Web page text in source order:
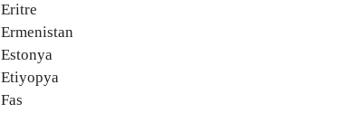
Eritre
Ermenistan
Estonya
Etiyopya
Fas